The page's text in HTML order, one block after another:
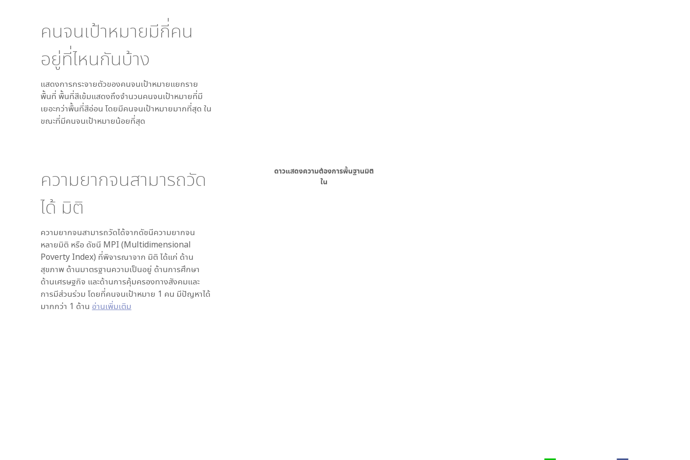
คนจนเป้าหมายมีกี่คน
อยู่ที่ไหนกันบ้าง
แสดงการกระจายตัวของคนจนเป้าหมายแยกราย
พื้นที่ พื้นที่สีเข้มแสดงถึงจำนวนคนจนเป้าหมายที่มี
เยอะกว่าพื้นที่สีอ่อน โดยมีคนจนเป้าหมายมากที่สุด ใน
ขณะที่มีคนจนเป้าหมายน้อยที่สุด
ความยากจนสามารถวัด
ได้ มิติ
ความยากจนสามารถวัดได้จากดัชนีความยากจน
หลายมิติ หรือ ดัชนี MPI (Multidimensional
Poverty Index) ที่พิจารณาจาก มิติ ได้แก่ ด้าน
สุขภาพ ด้านมาตรฐานความเป็นอยู่ ด้านการศึกษา
ด้านเศรษฐกิจ และด้านการคุ้มครองทางสังคมและ
การมีส่วนร่วม โดยที่คนจนเป้าหมาย 1 คน มีปัญหาได้
มากกว่า 1 ด้าน อ่านเพิ่มเติม
ดาวแสดงความต้องการพื้นฐานมิติ
ใน